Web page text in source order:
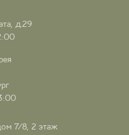
д.29
7/8, 2 этаж